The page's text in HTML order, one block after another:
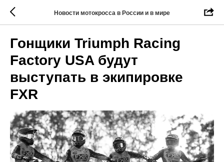
Новости мотокросса в России и в мире
Гонщики Triumph Racing
Factory USA будут
выступать в экипировке
FXR